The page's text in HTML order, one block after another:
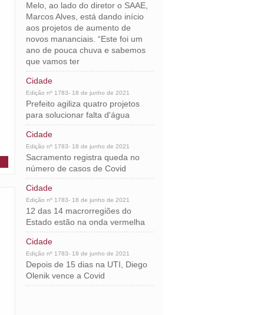
Melo, ao lado do diretor o SAAE,
Marcos Alves, está dando início
aos projetos de aumento de
novos mananciais. “Este foi um
ano de pouca chuva e sabemos
que vamos ter
Cidade
Edição nº 1783- 18 de junho de 2021
Prefeito agiliza quatro projetos
para solucionar falta d'água
Cidade
Edição nº 1783- 18 de junho de 2021
Sacramento registra queda no
número de casos de Covid
Cidade
Edição nº 1783- 18 de junho de 2021
12 das 14 macrorregiões do
Estado estão na onda vermelha
Cidade
Edição nº 1783- 18 de junho de 2021
Depois de 15 dias na UTI, Diego
Olenik vence a Covid